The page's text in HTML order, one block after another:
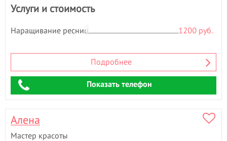
Услуги и стоимость
Наращивание ресниц 1200 руб.
Подробнее
Показать телефон
Алена
Мастер красоты